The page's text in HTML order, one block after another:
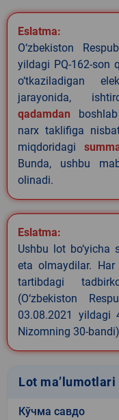
Eslatma:
O‘zbekiston
yildagi PQ-162-son
o‘tkaziladigan
jarayonida,
qadamdan
narx taklifiga
miqdoridagi
Bunda, ushbu
olinadi.
Eslatma:
Ushbu lot bo‘yicha
eta olmaydilar.
tartibdagi
(O‘zbekiston
03.08.2021 yildagi
Nizomning 30-bandi)
Lot ma’lumotlari
Кўчма савдо